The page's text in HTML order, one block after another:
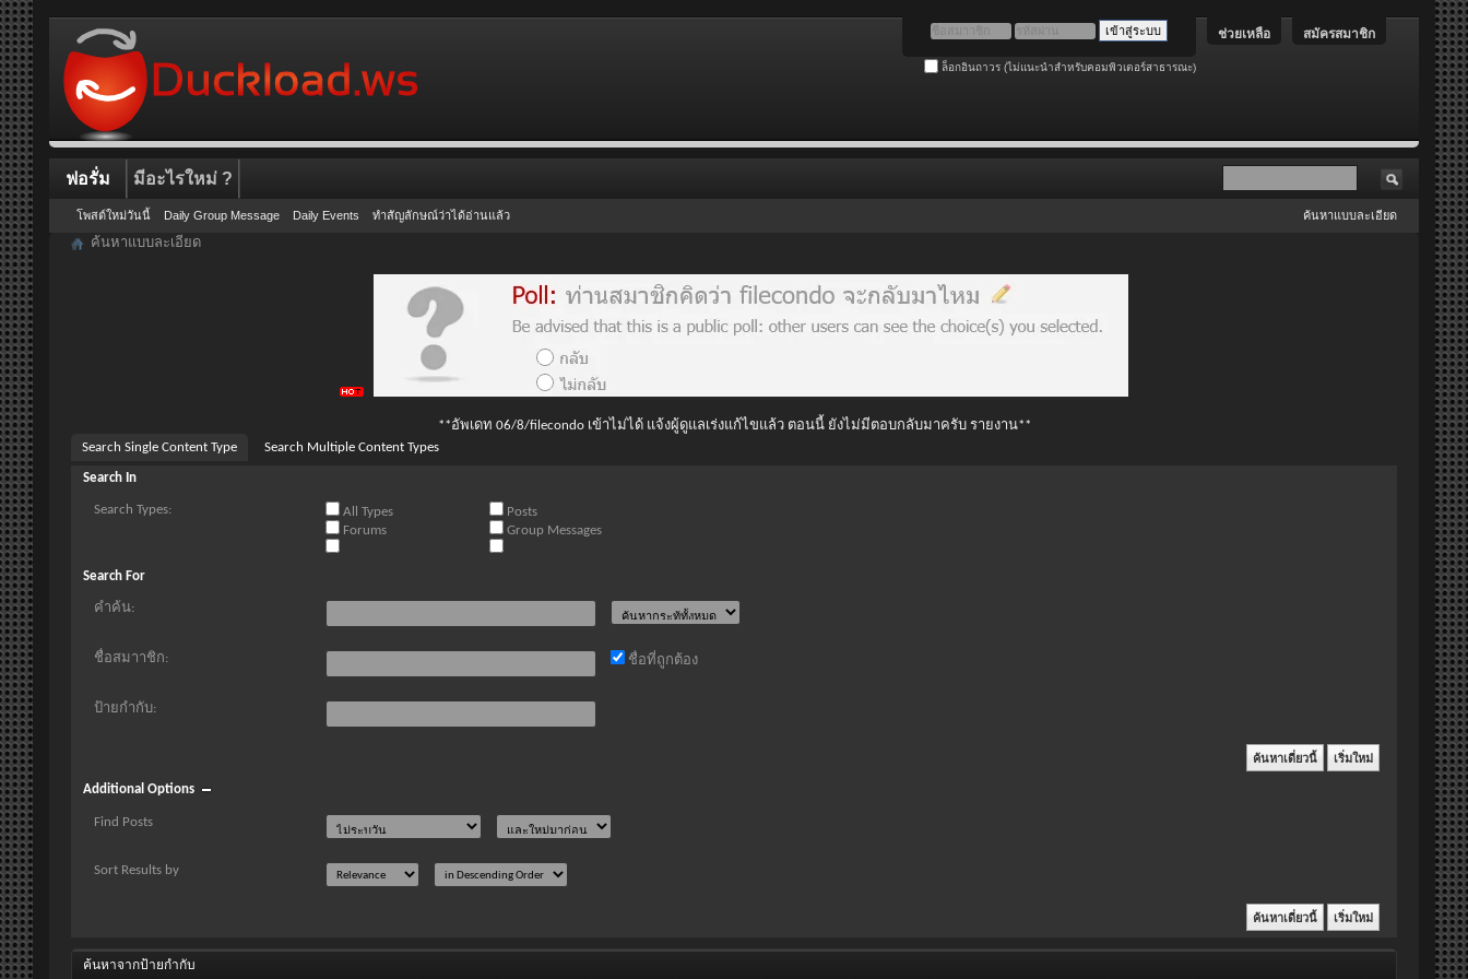
สมัครสมาชิก
ช่วยเหลือ
ล็อกอินถาวร (ไม่แนะนำสำหรับคอมพิวเตอร์สาธารณะ)
ฟอรั่ม มีอะไรใหม่ ?
โพสต์ใหม่วันนี้ Daily Group Message Daily Events ทำสัญลักษณ์ว่าได้อ่านแล้ว ค้นหาแบบละเอียด
ค้นหาแบบละเอียด
**อัพเดท 06/8/filecondo เข้าไม่ได้ แจ้งผู้ดูแลเร่งแก้ไขแล้ว ตอนนี้ ยังไม่มีตอบกลับมาครับ รายงาน**
Search Single Content Type
Search Multiple Content Types
Search In
Search Types: All Types
Posts
Forums
Group Messages
Search For
คำค้น:
ชื่อสมาาชิก: ชื่อที่ถูกต้อง
ป้ายกำกับ:
Additional Options
Find Posts
Sort Results by
ค้นหาจากป้ายกำกับ